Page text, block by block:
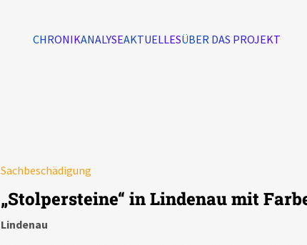
CHRONIKANALYSEAKTUELLESÜBER DAS PROJEKT
Sachbeschädigung
„Stolpersteine“ in Lindenau mit
Lindenau